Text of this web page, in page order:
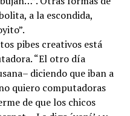
Otras formas de
a la escondida,
pibes creativos está
“El otro día
diciendo que iban a
quiero computadoras
de que los chicos